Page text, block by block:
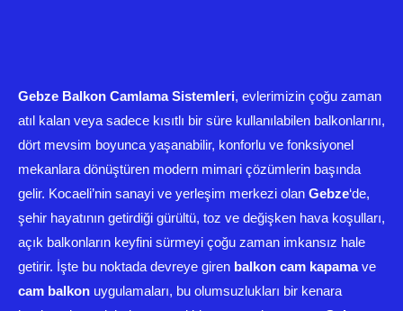
Gebze Balkon Camlama Sistemleri, evlerimizin çoğu zaman
atıl kalan veya sadece kısıtlı bir süre kullanılabilen balkonlarını,
dört mevsim boyunca yaşanabilir, konforlu ve fonksiyonel
mekanlara dönüştüren modern mimari çözümlerin başında
gelir. Kocaeli’nin sanayi ve yerleşim merkezi olan Gebze‘de,
şehir hayatının getirdiği gürültü, toz ve değişken hava koşulları,
açık balkonların keyfini sürmeyi çoğu zaman imkansız hale
getirir. İşte bu noktada devreye giren balkon cam kapamave
cam balkon uygulamaları, bu olumsuzlukları bir kenara